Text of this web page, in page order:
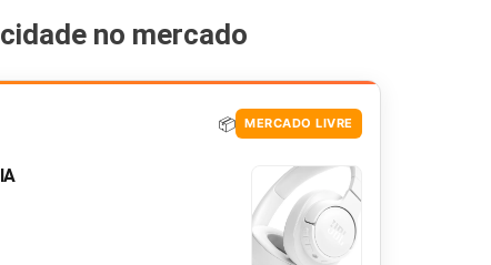
no mercado
📦 MERCADO LIVRE